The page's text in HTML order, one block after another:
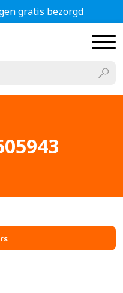
gratis bezorgd